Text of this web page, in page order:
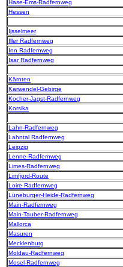
Hase-Ems-Radfernweg
Hessen
Ijsselmeer
Iller Radfernweg
Inn Radfernweg
Isar Radfernweg
Kärnten
Karwendel-Gebirge
Kocher-Jagst-Radfernweg
Korsika
Lahn-Radfernweg
Lahntal Radfernweg
Leipzig
Lenne-Radfernweg
Limes-Radfernweg
Limfjord-Route
Loire Radfernweg
Lüneburger-Heide-Radfernweg
Main-Radfernweg
Main-Tauber-Radfernweg
Mallorca
Masuren
Mecklenburg
Moldau-Radfernweg
Mosel-Radfernweg